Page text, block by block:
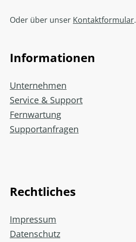
Oder über unser Kontaktformular.
Informationen
Unternehmen
Service & Support
Fernwartung
Supportanfragen
Rechtliches
Impressum
Datenschutz